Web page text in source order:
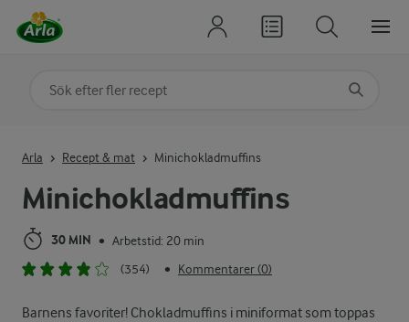
Minichokladmuffins
30 MIN • Arbetstid: 20 min
(354)
• Kommentarer (0)
Barnens favoriter! Chokladmuffins i miniformat som toppas
Arla Recept & mat Minichokladmuffins
Sök på kategori eller ingrediens